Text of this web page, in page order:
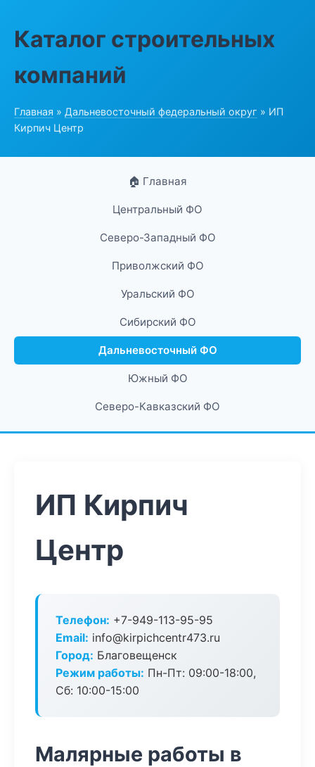
Каталог строительных
компаний
Главная » Дальневосточный федеральный округ » ИП
Кирпич Центр
🏠 Главная
Центральный ФО
Северо-Западный ФО
Приволжский ФО
Уральский ФО
Сибирский ФО
Дальневосточный ФО
Южный ФО
Северо-Кавказский ФО
ИП Кирпич
Центр
Телефон: +7-949-113-95-95
Email: info@kirpichcentr473.ru
Город: Благовещенск
Режим работы: Пн-Пт: 09:00-18:00,
Сб: 10:00-15:00
Малярные работы в